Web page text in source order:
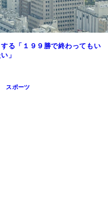
る「１９９勝で終わってもい
」
スポーツ